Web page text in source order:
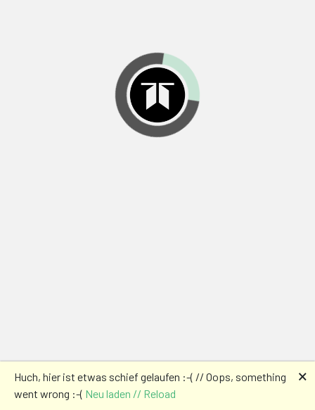
Huch, hier ist etwas schief gelaufen :-( // Oops, something
went wrong :-( Neu laden // Reload
🗙